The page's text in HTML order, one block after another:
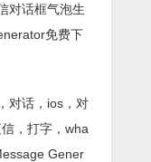
对话框气泡生
免费下
对话，ios，对
，打字，wha
Gener